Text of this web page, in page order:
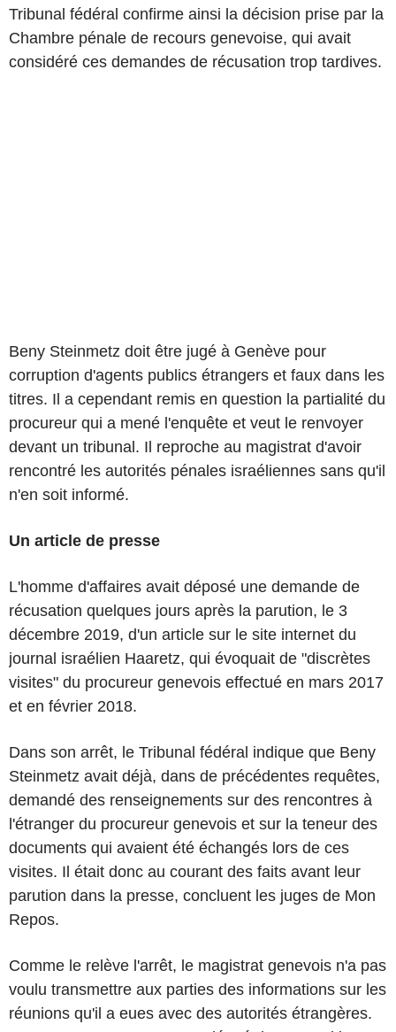
Tribunal fédéral confirme ainsi la décision prise par la
Chambre pénale de recours genevoise, qui avait
considéré ces demandes de récusation trop tardives.
Beny Steinmetz doit être jugé à Genève pour
corruption d'agents publics étrangers et faux dans les
titres. Il a cependant remis en question la partialité du
procureur qui a mené l'enquête et veut le renvoyer
devant un tribunal. Il reproche au magistrat d'avoir
rencontré les autorités pénales israéliennes sans qu'il
n'en soit informé.
Un article de presse
L'homme d'affaires avait déposé une demande de
récusation quelques jours après la parution, le 3
décembre 2019, d'un article sur le site internet du
journal israélien Haaretz, qui évoquait de "discrètes
visites" du procureur genevois effectué en mars 2017
et en février 2018.
Dans son arrêt, le Tribunal fédéral indique que Beny
Steinmetz avait déjà, dans de précédentes requêtes,
demandé des renseignements sur des rencontres à
l'étranger du procureur genevois et sur la teneur des
documents qui avaient été échangés lors de ces
visites. Il était donc au courant des faits avant leur
parution dans la presse, concluent les juges de Mon
Repos.
Comme le relève l'arrêt, le magistrat genevois n'a pas
voulu transmettre aux parties des informations sur les
réunions qu'il a eues avec des autorités étrangères.